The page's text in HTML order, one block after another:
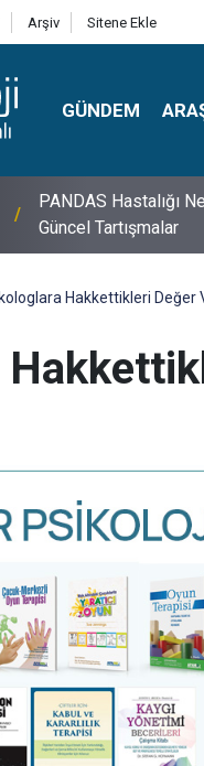
Arşiv Sitene Ekle
GÜNDEM
10 Mayıs Psikologlar
Hakkettikleri Değer